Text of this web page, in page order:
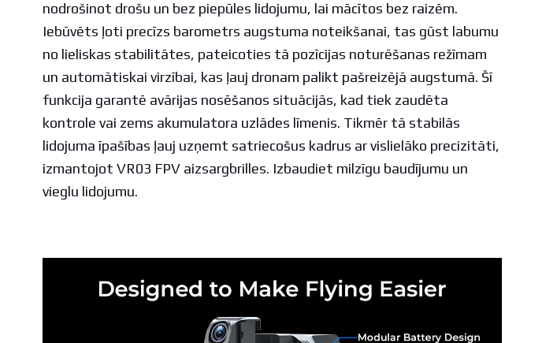
nodrošinot drošu un bez piepūles lidojumu, lai mācītos bez raizēm.
Iebūvēts ļoti precīzs barometrs augstuma noteikšanai, tas gūst labumu
no lieliskas stabilitātes, pateicoties tā pozīcijas noturēšanas režīmam
un automātiskai virzībai, kas ļauj dronam palikt pašreizējā augstumā. Šī
funkcija garantē avārijas nosēšanos situācijās, kad tiek zaudēta
kontrole vai zems akumulatora uzlādes līmenis. Tikmēr tā stabilās
lidojuma īpašības ļauj uzņemt satriecošus kadrus ar vislielāko precizitāti,
izmantojot VR03 FPV aizsargbrilles. Izbaudiet milzīgu baudījumu un
vieglu lidojumu.